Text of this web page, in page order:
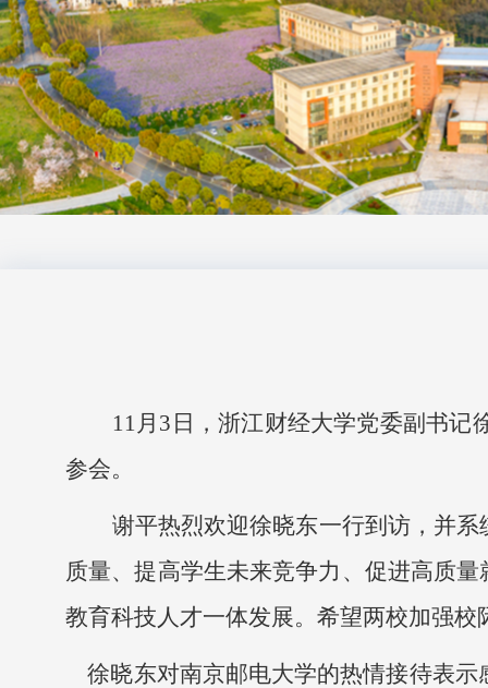
11月 3 日，浙江财经大学党委副书记
参会。
谢平热烈欢迎徐晓东一行到访，并
质量、提高学生未来竞争力、促进高质
教育科技人才一体发展。希望两校加强
徐晓东对南京邮电大学的热情接待表示